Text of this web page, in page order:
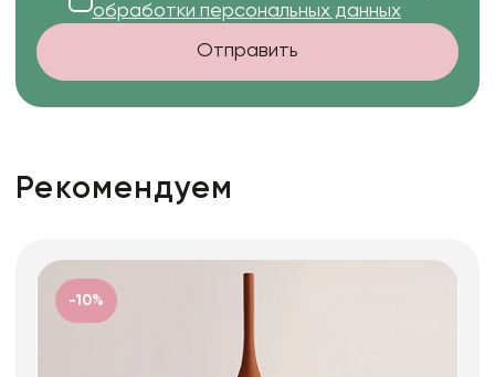
обработки персональных данных
Отправить
Рекомендуем
-10%